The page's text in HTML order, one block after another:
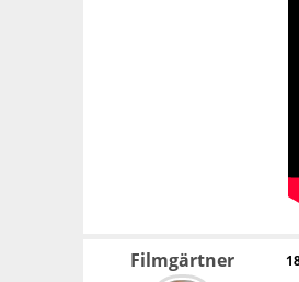
Filmgärtner